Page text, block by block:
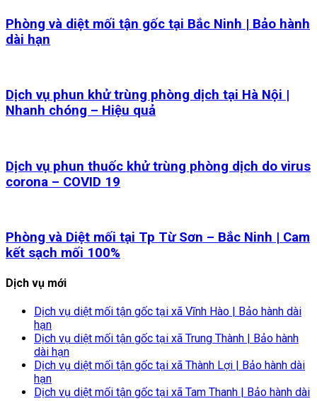
Phòng và diệt mối tận gốc tại Bắc Ninh | Bảo hành
dài hạn
Dịch vụ phun khử trùng phòng dịch tại Hà Nội |
Nhanh chóng – Hiệu quả
Dịch vụ phun thuốc khử trùng phòng dịch do virus
corona – COVID 19
Phòng và Diệt mối tại Tp Từ Sơn – Bắc Ninh | Cam
kết sạch mối 100%
Dịch vụ mới
Dịch vụ diệt mối tận gốc tại xã Vĩnh Hào | Bảo hành dài
hạn
Dịch vụ diệt mối tận gốc tại xã Trung Thành | Bảo hành
dài hạn
Dịch vụ diệt mối tận gốc tại xã Thành Lợi | Bảo hành dài
hạn
Dịch vụ diệt mối tận gốc tại xã Tam Thanh | Bảo hành dài